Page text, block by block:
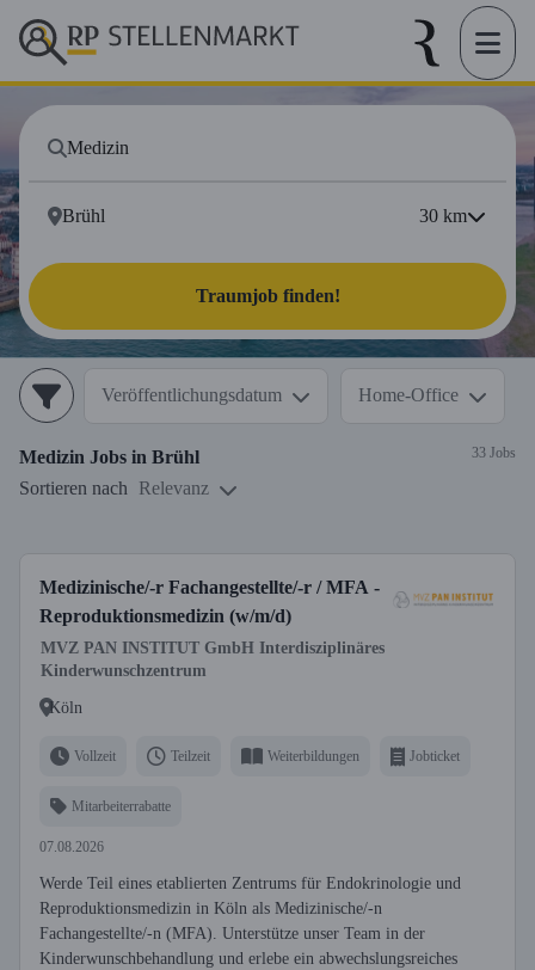
30 km
Traumjob finden!
Veröffentlichungsdatum Home-Office
Medizin Jobs in Brühl 33 Jobs
Sortieren nach Relevanz
Medizinische/-r Fachangestellte/-r / MFA -
Reproduktionsmedizin (w/m/d)
MVZ PAN INSTITUT GmbH Interdisziplinäres
Kinderwunschzentrum
Köln
Vollzeit Teilzeit Weiterbildungen Jobticket
Mitarbeiterrabatte
07.08.2026
Werde Teil eines etablierten Zentrums für Endokrinologie und
Reproduktionsmedizin in Köln als Medizinische/-n
Fachangestellte/-n (MFA). Unterstütze unser Team in der
Kinderwunschbehandlung und erlebe ein abwechslungsreiches